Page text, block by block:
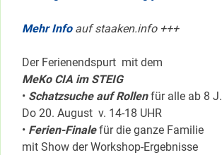
Mehr Infoauf staaken.info +++
Der Ferienendspurt mit dem
MeKo CIA im STEIG
• Schatzsuche auf Rollenfür alle ab 8 J.
Do 20. August v. 14-18 UHR
• Ferien-Finalefür die ganze Familie
mit Show der Workshop-Ergebnisse